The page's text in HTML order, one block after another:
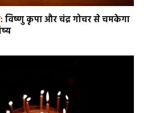
विष्णु कृपा और चंद्र गोचर से चमकेगा